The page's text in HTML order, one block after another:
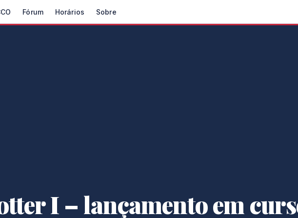
Fórum Horários Sobre
I – lançamento em